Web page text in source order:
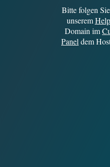
Bitte folgen
unserem
Domain im
Panel dem